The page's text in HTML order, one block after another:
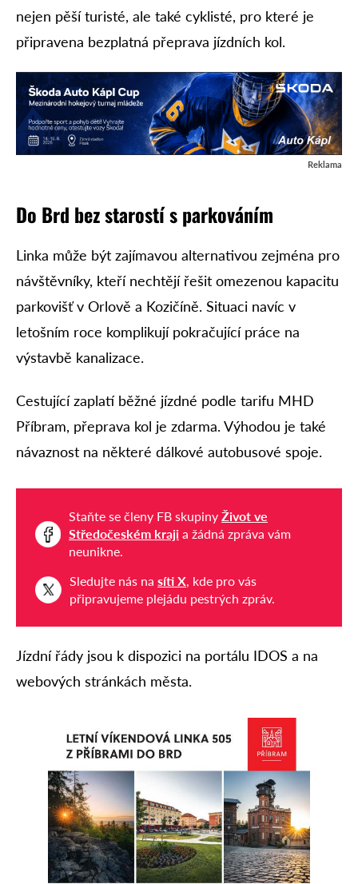
nejen pěší turisté, ale také cyklisté, pro které je
připravena bezplatná přeprava jízdních kol.
Reklama
Do Brd bez starostí s parkováním
Linka může být zajímavou alternativou zejména pro
návštěvníky, kteří nechtějí řešit omezenou kapacitu
parkovišť v Orlově a Kozičíně. Situaci navíc v
letošním roce komplikují pokračující práce na
výstavbě kanalizace.
Cestující zaplatí běžné jízdné podle tarifu MHD
Příbram, přeprava kol je zdarma. Výhodou je také
návaznost na některé dálkové autobusové spoje.
Staňte se členy FB skupiny Život ve
Středočeském kraji a žádná zpráva vám
neunikne.
Sledujte nás na síti X, kde pro vás
připravujeme plejádu pestrých zpráv.
Jízdní řády jsou k dispozici na portálu IDOS a na
webových stránkách města.